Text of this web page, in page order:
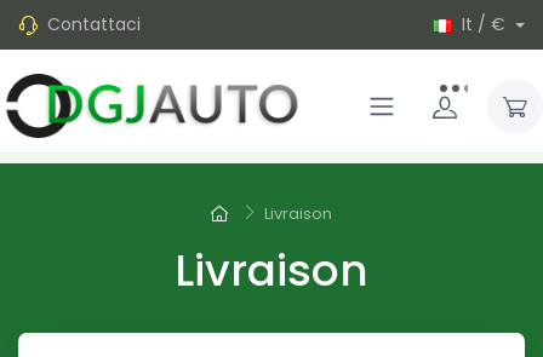
Contattaci It / €
Livraison
Livraison